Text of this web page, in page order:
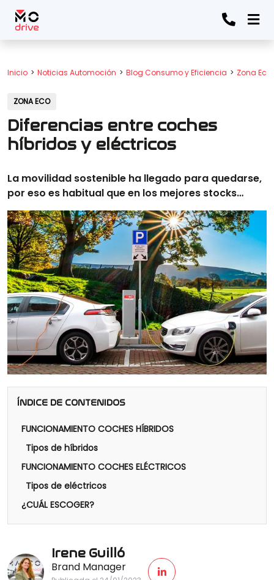
Inicio Noticias Automoción Blog Consumo y Eficiencia Zona Eco
ZONA ECO
Diferencias entre coches
híbridos y eléctricos
La movilidad sostenible ha llegado para quedarse,
por eso es habitual que en los mejores stocks…
ÍNDICE DE CONTENIDOS
FUNCIONAMIENTO COCHES HÍBRIDOS
Tipos de híbridos
FUNCIONAMIENTO COCHES ELÉCTRICOS
Tipos de eléctricos
¿CUÁL ESCOGER?
Irene Guilló
Brand Manager